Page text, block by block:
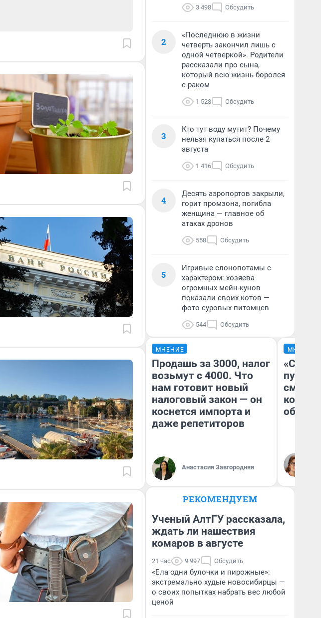
3 498 Обсудить
2
«Последнюю в жизни
четверть закончил лишь с
одной четверкой». Родители
рассказали про сына,
который всю жизнь боролся
с раком
1 528 Обсудить
3
Кто тут воду мутит? Почему
нельзя купаться после 2
августа
1 416 Обсудить
4
Десять аэропортов закрыли,
горит промзона, погибла
женщина — главное об
атаках дронов
558 Обсудить
5
Игривые слонопотамы с
характером: хозяева
огромных мейн-кунов
показали своих котов —
фото суровых питомцев
544 Обсудить
МНЕНИЕ
Продашь за 3000, налог
возьмут с 4000. Что
нам готовит новый
налоговый закон — он
коснется импорта и
даже репетиторов
Анастасия Завгородняя
МНЕНИЕ
РЕКОМЕНДУЕМ
Ученый АлтГУ рассказала,
ждать ли нашествия
комаров в августе
21 час 9 997 Обсудить
«Ела одни булочки и пирожные»:
экстремально худые новосибирцы —
о своих попытках набрать вес любой
ценой